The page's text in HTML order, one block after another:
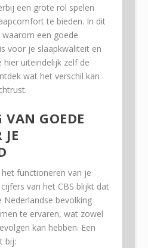
een grote rol spelen
te bieden. In dit
een goede
voor je slaapkwaliteit en
hier uiteindelijk zelf de
wat het verschil kan
VAN GOEDE
functioneren van je
van het CBS blijkt dat
Nederlandse bevolking
te ervaren, wat zowel
kan hebben. Een
bij: